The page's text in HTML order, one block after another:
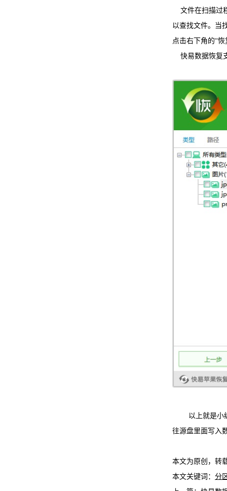
文件在扫描过
以查找文件。当
点击右下角的“
快易数据恢复
以上就是小编
往源盘里面写入
本文为原创，转
本文关键词： 分